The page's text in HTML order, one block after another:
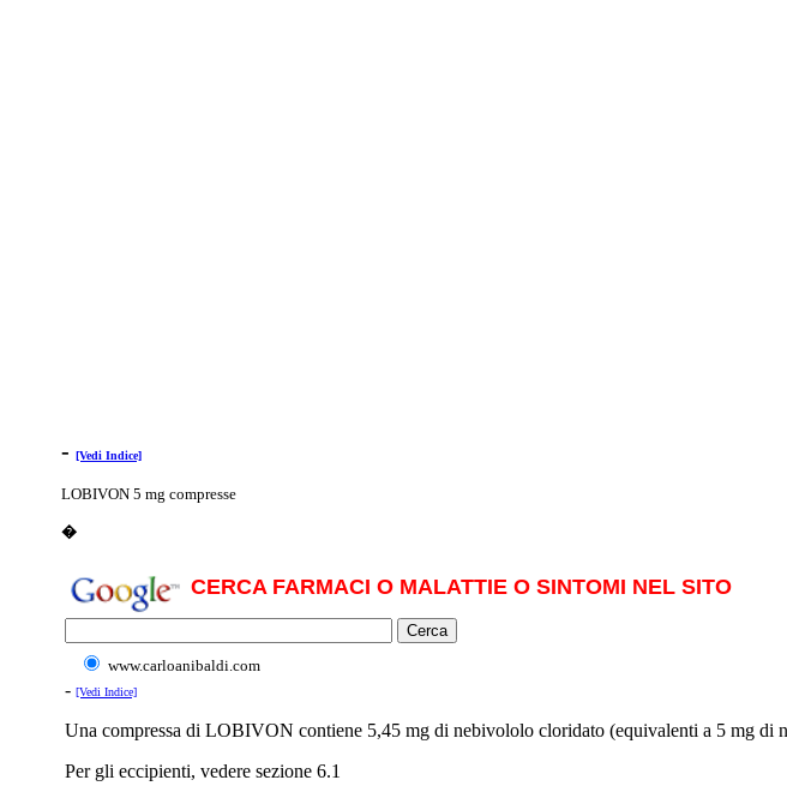
- [Vedi Indice]
LOBIVON 5 mg compresse
�
CERCA FARMACI O MALATTIE O SINTOMI NEL SITO
www.carloanibaldi.com
- [Vedi Indice]
Una compressa di LOBIVON contiene 5,45 mg di nebivololo cloridato (equivalenti a 5 mg di
Per gli eccipienti, vedere sezione 6.1